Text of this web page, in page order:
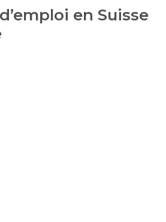
en Suisse